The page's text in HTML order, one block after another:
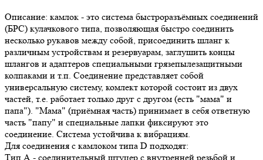
Описание: камлок - это система быстроразъёмных соединений
(БРС) кулачкового типа, позволяющая быстро соединить
несколько рукавов между собой, присоединить шланг к
различным устройствам и резервуарам, заглушить концы
шлангов и адаптеров специальными грязепылезащитными
колпаками и т.п. Соединение представляет собой
универсальную систему, комлект которой состоит из двух
частей, т.е. работает только друг с другом (есть "мама" и
папа"). "Мама" (приёмная часть) принимает в себя ответную
часть "папу" и специальные лапки фиксируют это
соединение. Система устойчива к вибрациям.
Для соединения с камлоком типа D подходят:
Тип А - соединительный штуцер с внутренней резьбой и